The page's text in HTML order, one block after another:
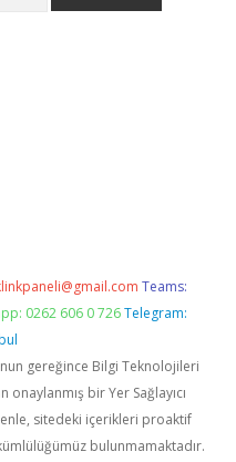
Teams:
0262 606 0 726 Telegram:
gereğince Bilgi Teknolojileri
bir Yer Sağlayıcı
sitedeki içerikleri proaktif
bulunmamaktadır.